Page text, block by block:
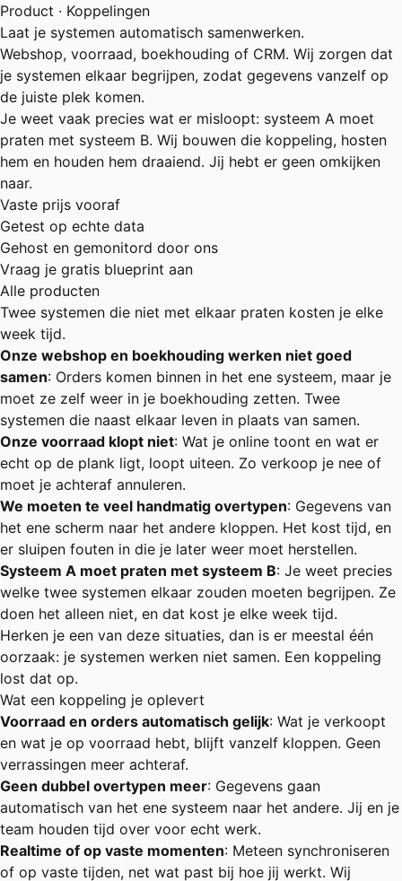
Product · Koppelingen
Laat je systemen automatisch samenwerken.
Webshop, voorraad, boekhouding of CRM. Wij zorgen dat
je systemen elkaar begrijpen, zodat gegevens vanzelf op
de juiste plek komen.
Je weet vaak precies wat er misloopt: systeem A moet
praten met systeem B. Wij bouwen die koppeling, hosten
hem en houden hem draaiend. Jij hebt er geen omkijken
naar.
Vaste prijs vooraf
Getest op echte data
Gehost en gemonitord door ons
Vraag je gratis blueprint aan
Alle producten
Twee systemen die niet met elkaar praten kosten je elke
week tijd.
Onze webshop en boekhouding werken niet goed
samen: Orders komen binnen in het ene systeem, maar je
moet ze zelf weer in je boekhouding zetten. Twee
systemen die naast elkaar leven in plaats van samen.
Onze voorraad klopt niet: Wat je online toont en wat er
echt op de plank ligt, loopt uiteen. Zo verkoop je nee of
moet je achteraf annuleren.
We moeten te veel handmatig overtypen: Gegevens van
het ene scherm naar het andere kloppen. Het kost tijd, en
er sluipen fouten in die je later weer moet herstellen.
Systeem A moet praten met systeem B: Je weet precies
welke twee systemen elkaar zouden moeten begrijpen. Ze
doen het alleen niet, en dat kost je elke week tijd.
Herken je een van deze situaties, dan is er meestal één
oorzaak: je systemen werken niet samen. Een koppeling
lost dat op.
Wat een koppeling je oplevert
Voorraad en orders automatisch gelijk: Wat je verkoopt
en wat je op voorraad hebt, blijft vanzelf kloppen. Geen
verrassingen meer achteraf.
Geen dubbel overtypen meer: Gegevens gaan
automatisch van het ene systeem naar het andere. Jij en je
team houden tijd over voor echt werk.
Realtime of op vaste momenten: Meteen synchroniseren
of op vaste tijden, net wat past bij hoe jij werkt. Wij